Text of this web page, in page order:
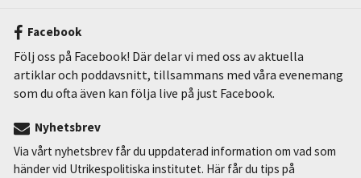
Facebook
Följ oss på Facebook! Där delar vi med oss av aktuella
artiklar och poddavsnitt, tillsammans med våra evenemang
som du ofta även kan följa live på just Facebook.
Nyhetsbrev
Via vårt nyhetsbrev får du uppdaterad information om vad som
händer vid Utrikespolitiska institutet. Här får du tips på